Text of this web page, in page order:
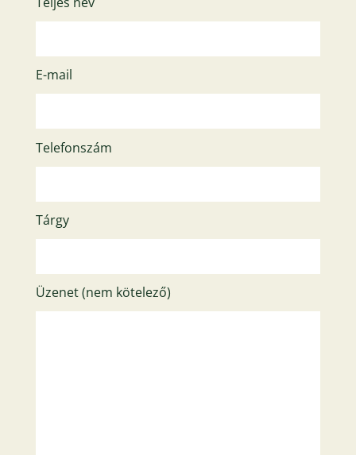
E-mail
Telefonszám
Tárgy
Üzenet (nem kötelező)